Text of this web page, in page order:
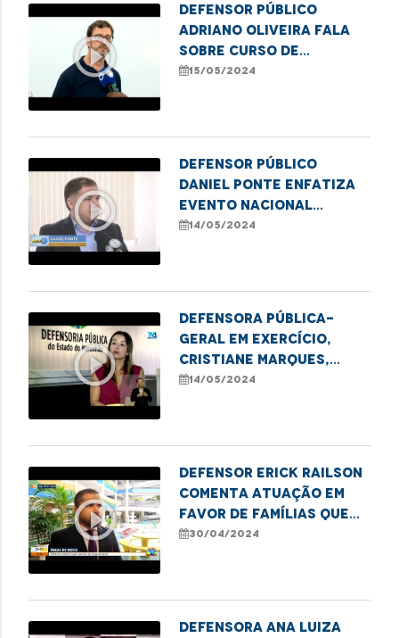
play_circle_outline
Defensor público
Adriano Oliveira fala
sobre curso de
formação de
15/05/2024
play_circle_outline
Defensor público
Daniel Ponte enfatiza
evento nacional
"Direito de Existir" em
14/05/2024
play_circle_outline
Defensora Pública-
Geral em exercício,
Cristiane Marques,
destaca lei que exige a
identificação paterna
14/05/2024
play_circle_outline
Defensor Erick Railson
comenta atuação em
favor de famílias que
residem em áreas de
30/04/2024
Defensora Ana Luiza